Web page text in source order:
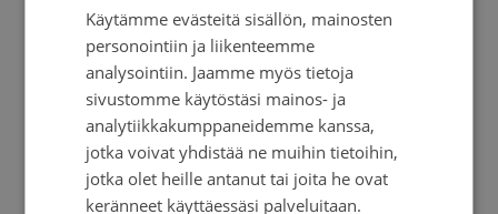
Vapaaehtoistoimintaa jo 25
vuotta
SyöpäsäätiönJuhlatoimikunnannimeä
kantavasta rahastosta on jaettu merkittäviä
apurahoja syöpätutkimukseen jo vuodesta 1998
lähtien. Toimintavuosiensa aikana
SWEDISH
Käytämme evästeitä sisällön, mainosten
personointiin ja liikenteemme
analysointiin. Jaamme myös tietoja
sivustomme käytöstäsi mainos- ja
analytiikkakumppaneidemme kanssa,
jotka voivat yhdistää ne muihin tietoihin,
jotka olet heille antanut tai joita he ovat
keränneet käyttäessäsi palveluitaan.